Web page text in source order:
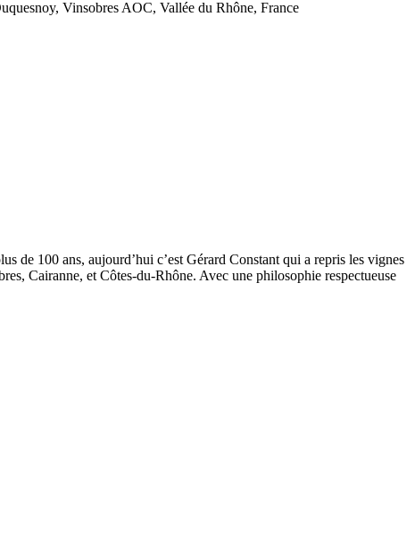
de 100 ans, aujourd’hui c’est Gérard Constant qui a repris les vignes
Cairanne, et Côtes-du-Rhône. Avec une philosophie respectueuse